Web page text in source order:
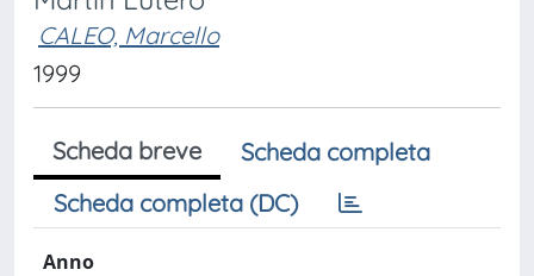
CALEO, Marcello
1999
Scheda breve
Scheda completa
Scheda completa (DC)
Anno